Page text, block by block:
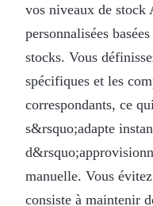
vos niveaux de stock
personnalisées
stocks. Vous
spécifiques et les
correspondants, ce
s&rsquo;adapte
manuelle. Vous
consiste à maintenir